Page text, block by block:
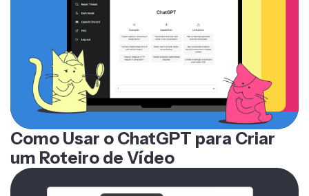
Como Usar o ChatGPT para Criar
um Roteiro de Vídeo